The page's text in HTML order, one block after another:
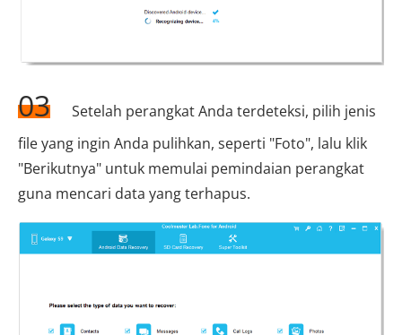
03
Setelah perangkat Anda terdeteksi, pilih jenis
file yang ingin Anda pulihkan, seperti "Foto", lalu klik
"Berikutnya" untuk memulai pemindaian perangkat
guna mencari data yang terhapus.